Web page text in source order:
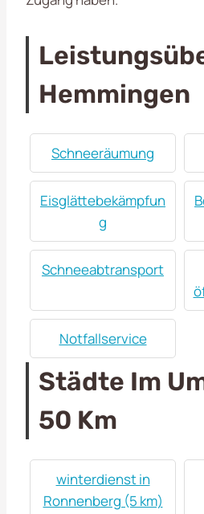
Hemmingen
Schneeräumung
Eisglättebekämpfun
g
Schneeabtransport
Notfallservice
Städte Im
50 Km
winterdienst in
Ronnenberg (5 km)